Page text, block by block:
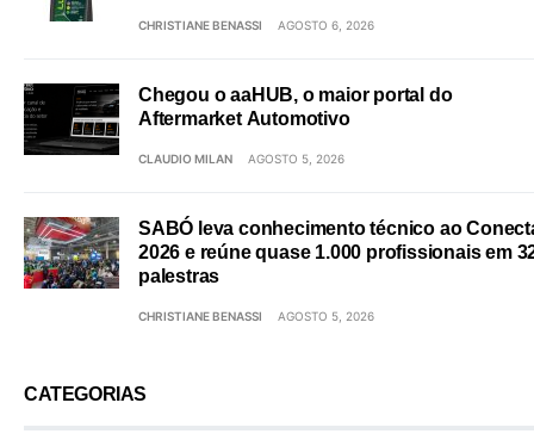
CHRISTIANE BENASSI AGOSTO 6, 2026
Chegou o aaHUB, o maior portal do
Aftermarket Automotivo
CLAUDIO MILAN AGOSTO 5, 2026
SABÓ leva conhecimento técnico ao
2026 e reúne quase 1.000 profissionais em
palestras
CHRISTIANE BENASSI AGOSTO 5, 2026
CATEGORIAS